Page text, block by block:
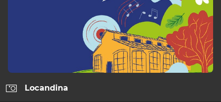
tasti
freccia
Locandina